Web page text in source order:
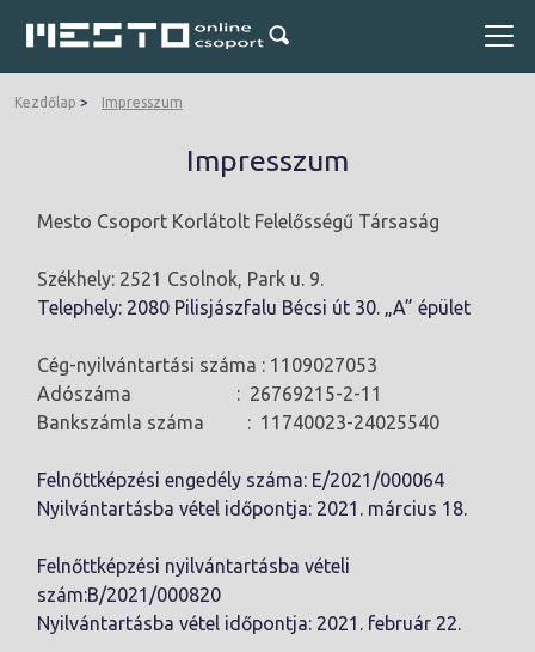
Kezdőlap Impresszum
Impresszum
Mesto Csoport Korlátolt Felelősségű Társaság
Székhely: 2521 Csolnok, Park u. 9.
Telephely: 2080 Pilisjászfalu Bécsi út 30. „A” épület
Cég-nyilvántartási száma : 1109027053
Adószáma : 26769215-2-11
Bankszámla száma : 11740023-24025540
Felnőttképzési engedély száma: E/2021/000064
Nyilvántartásba vétel időpontja: 2021. március 18.
Felnőttképzési nyilvántartásba vételi
szám:B/2021/000820
Nyilvántartásba vétel időpontja: 2021. február 22.